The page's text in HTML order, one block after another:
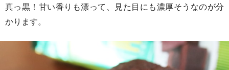
真っ黒！甘い香りも漂って、見た目にも濃厚そうなのが分
かります。